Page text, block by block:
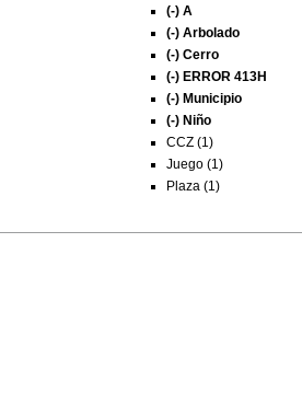
(-) A
(-) Arbolado
(-) Cerro
(-) ERROR 413H
(-) Municipio
(-) Niño
CCZ (1)
Juego (1)
Plaza (1)